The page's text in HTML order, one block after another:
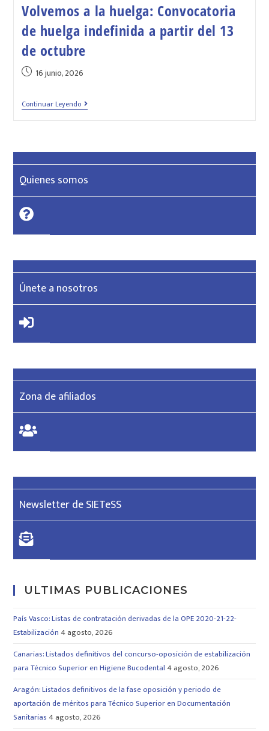
Volvemos a la huelga: Convocatoria
de huelga indefinida a partir del 13
de octubre
16 junio, 2026
Continuar Leyendo
Quienes somos
Únete a nosotros
Zona de afiliados
Newsletter de SIETeSS
ULTIMAS PUBLICACIONES
País Vasco: Listas de contratación derivadas de la OPE 2020-21-22-
Estabilización 4 agosto, 2026
Canarias: Listados definitivos del concurso-oposición de estabilización
para Técnico Superior en Higiene Bucodental 4 agosto, 2026
Aragón: Listados definitivos de la fase oposición y periodo de
aportación de méritos para Técnico Superior en Documentación
Sanitarias 4 agosto, 2026